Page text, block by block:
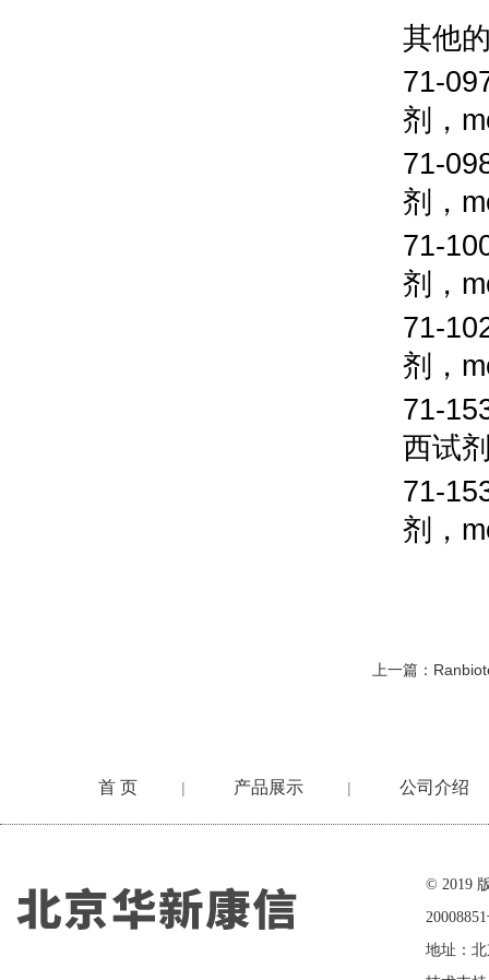
其他
71-
剂，
71-
剂，
71-
剂，
71-
剂，
71-
西试
71-
剂，
上一篇：
首 页 | 产品展示 | 公司介绍
© 2019
地址：